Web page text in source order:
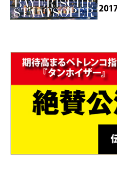
バイエル
劇場2017
演